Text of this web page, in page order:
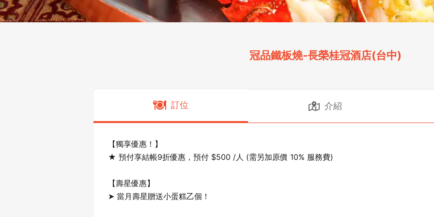
冠品鐵板燒-長榮桂冠酒店(台中)
訂位 介紹
【獨享優惠！】
★ 預付享結帳9折優惠，預付 $500 /人 (需另加原價 10% 服務費)
【壽星優惠】
➤ 當月壽星贈送小蛋糕乙個！